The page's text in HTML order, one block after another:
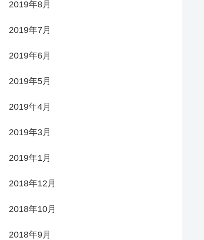
2019年8月
2019年7月
2019年6月
2019年5月
2019年4月
2019年3月
2019年1月
2018年12月
2018年10月
2018年9月